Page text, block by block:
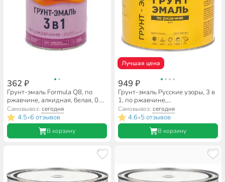
362 ₽
Грунт-эмаль Formula Q8, по
ржавчине, алкидная, белая, 0.8
кг
Самовывоз:сегодня
4.5•6 отзывов
В корзину
Лучшая цена
949 ₽
Грунт-эмаль Русские узоры, 3 в
1, по ржавчине,
быстросохнущая, алкидная,
черная, 1.9 кг
Самовывоз: сегодня
4.6•5 отзывов
В корзину